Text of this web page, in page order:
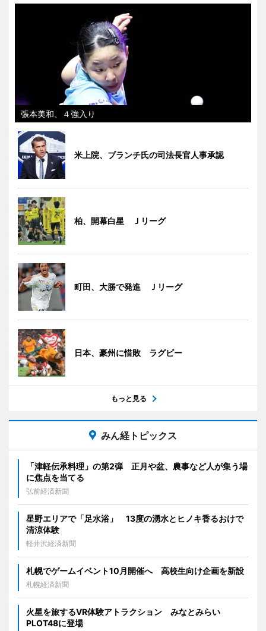
張本美和、４強入り
米上院、ブランチ氏の司法長官人事承認
柏、開幕白星 Ｊリーグ
町田、大勝で発進 Ｊリーグ
日本、豪州に惜敗 ラグビー
もっと見る
みん経トピックス
「津軽伝承料理」の第2弾 正月や盆、農事など人が集う場
に焦点を当てる
弘前経済新聞
星野エリアで「足水浴」 13度の湧水とヒノキ香るおけで
清涼体験
軽井沢経済新聞
札幌でゲームイベント10月開催へ 高校生向け企画を新設
札幌経済新聞
火星を旅するVR体験アトラクション みなとみらい
PLOT48に登場